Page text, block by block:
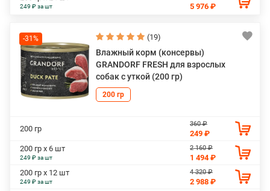
249 ₽ за шт 5 976 ₽
-31% (19)
Влажный корм (консервы)
GRANDORF FRESH для взрослых
собак с уткой (200 гр)
200 гр
200 гр
360 ₽
249 ₽
200 гр х 6 шт
249 ₽ за шт
2 160 ₽
1 494 ₽
200 гр х 12 шт
249 ₽ за шт
4 320 ₽
2 988 ₽